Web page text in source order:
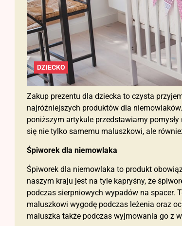
DZIECKO
Zakup prezentu dla dziecka to czysta
najróżniejszych produktów dla
poniższym artykule przedstawiamy
się nie tylko samemu maluszkowi, ale
Śpiworek dla niemowlaka
Śpiworek dla niemowlaka to produkt
naszym kraju jest na tyle kapryśny, że
podczas sierpniowych wypadów na spacer.
maluszkowi wygodę podczas leżenia oraz
maluszka także podczas wyjmowania go z